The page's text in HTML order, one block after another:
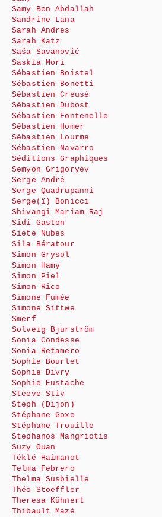
Samy Ben Abdallah
Sandrine Lana
Sarah Andres
Sarah Katz
Saša Savanović
Saskia Mori
Sébastien Boistel
Sébastien Bonetti
Sébastien Creusé
Sébastien Dubost
Sébastien Fontenelle
Sébastien Homer
Sébastien Lourme
Sébastien Navarro
Séditions Graphiques
Semyon Grigoryev
Serge André
Serge Quadrupanni
Serge(ï) Bonicci
Shivangi Mariam Raj
Sidi Gaston
Siete Nubes
Sila Bératour
Simon Grysol
Simon Hamy
Simon Piel
Simon Rico
Simone Fumée
Simone Sittwe
Smerf
Solveig Bjurström
Sonia Condesse
Sonia Retamero
Sophie Bourlet
Sophie Divry
Sophie Eustache
Steeve Stiv
Steph (Dijon)
Stéphane Goxe
Stéphane Trouille
Stephanos Mangriotis
Suzy Ouan
Téklé Haimanot
Telma Febrero
Thelma Susbielle
Théo Stoeffler
Theresa Kühnert
Thibault Mazé